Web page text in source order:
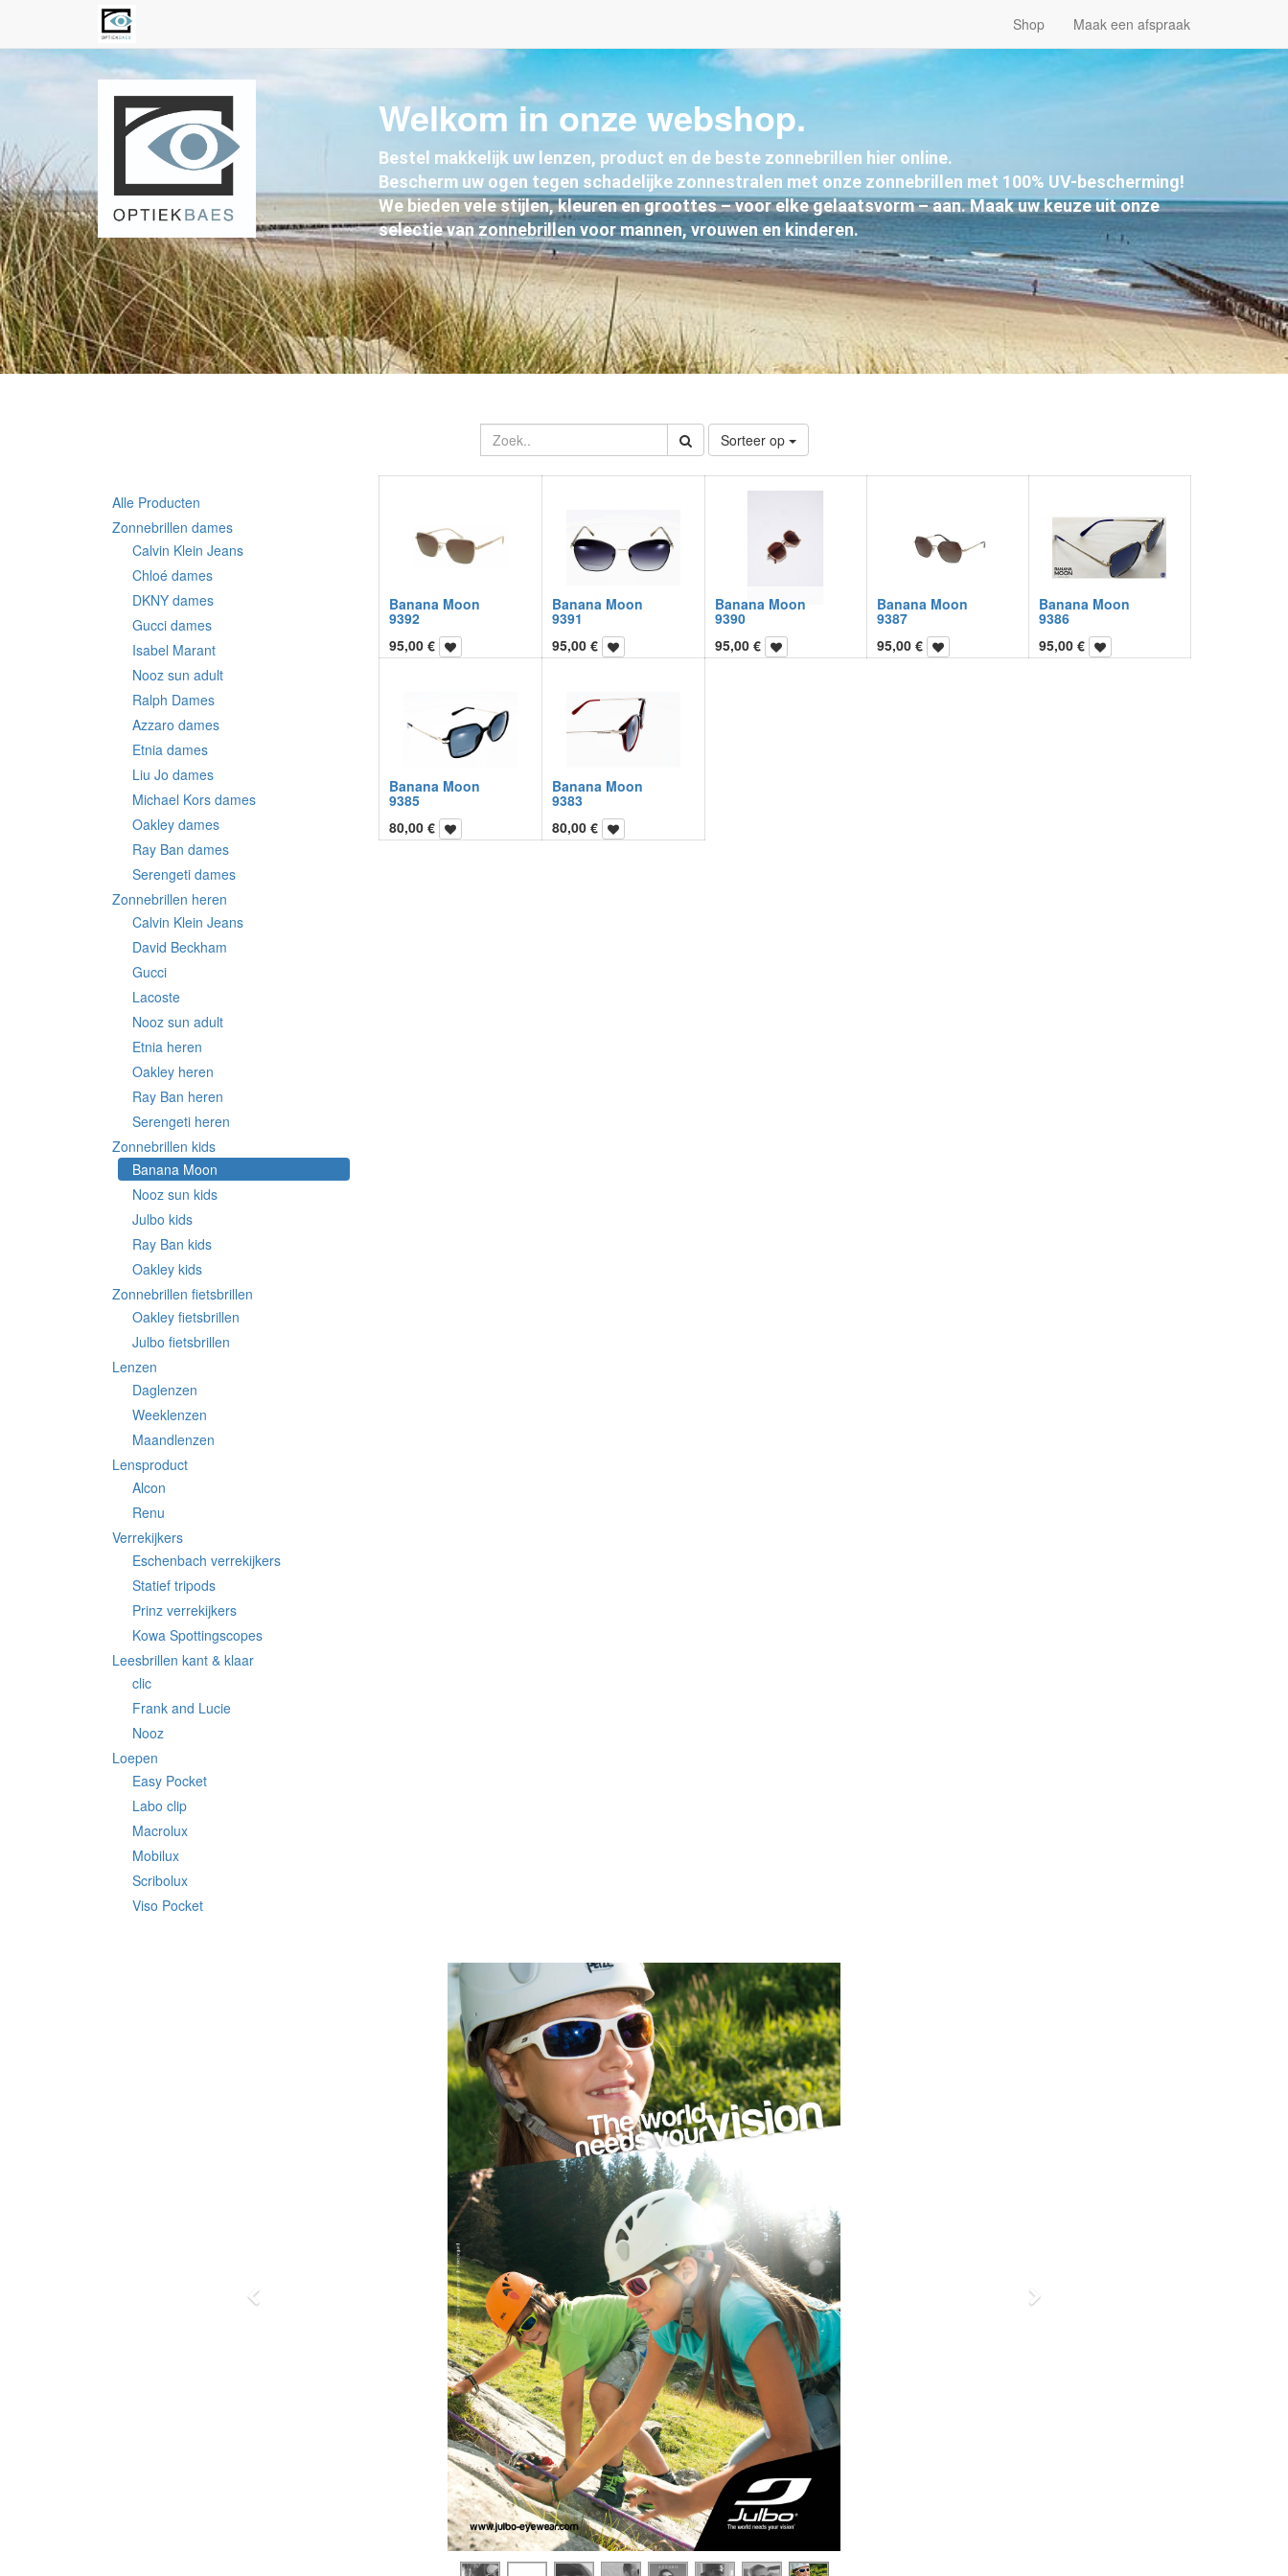
Shop Maak een afspraak
Welkom in onze webshop.
Bestel makkelijk uw lenzen, product en de beste zonnebrillen hier online.
Bescherm uw ogen tegen schadelijke zonnestralen met onze zonnebrillen met 100% UV-bescherming!
We bieden vele stijlen, kleuren en groottes – voor elke gelaatsvorm – aan. Maak uw keuze uit onze
selectie van zonnebrillen voor mannen, vrouwen en kinderen.
Sorteer op
Alle Producten
Zonnebrillen dames
Calvin Klein Jeans
Chloé dames
DKNY dames
Gucci dames
Isabel Marant
Nooz sun adult
Ralph Dames
Azzaro dames
Etnia dames
Liu Jo dames
Michael Kors dames
Oakley dames
Ray Ban dames
Serengeti dames
Zonnebrillen heren
Calvin Klein Jeans
David Beckham
Gucci
Lacoste
Nooz sun adult
Etnia heren
Oakley heren
Ray Ban heren
Serengeti heren
Zonnebrillen kids
Banana Moon
Nooz sun kids
Julbo kids
Ray Ban kids
Oakley kids
Zonnebrillen fietsbrillen
Oakley fietsbrillen
Julbo fietsbrillen
Lenzen
Daglenzen
Weeklenzen
Maandlenzen
Lensproduct
Alcon
Renu
Verrekijkers
Eschenbach verrekijkers
Statief tripods
Prinz verrekijkers
Kowa Spottingscopes
Leesbrillen kant & klaar
clic
Frank and Lucie
Nooz
Loepen
Easy Pocket
Labo clip
Macrolux
Mobilux
Scribolux
Viso Pocket
Banana Moon
9392
95,00€
Banana Moon
9391
95,00€
Banana Moon
9390
95,00€
Banana Moon
9387
95,00€
Banana Moon
9386
95,00€
Banana Moon
9385
80,00€
Banana Moon
9383
80,00€